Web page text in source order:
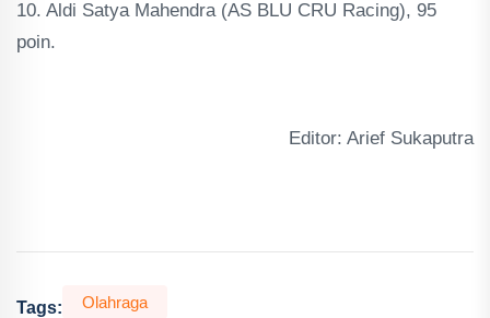
10. Aldi Satya Mahendra (AS BLU CRU Racing), 95
poin.
Editor: Arief Sukaputra
Tags: Olahraga